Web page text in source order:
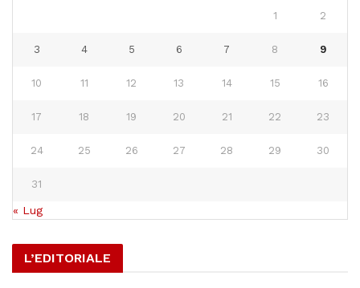
1 2
3 4 5 6 7 8 9
10 11 12 13 14 15 16
17 18 19 20 21 22 23
24 25 26 27 28 29 30
31
« Lug
L’EDITORIALE